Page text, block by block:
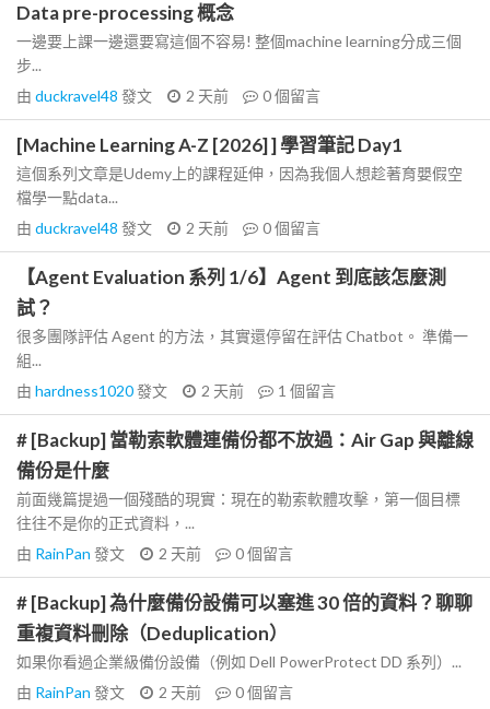
Data pre-processing 概念
一邊要上課一邊還要寫這個不容易! 整個machine learning分成三個
步...
由 duckravel48 發文 2 天前 0個留言
[Machine Learning A-Z [2026] ] 學習筆記 Day1
這個系列文章是Udemy上的課程延伸，因為我個人想趁著育嬰假空
檔學一點data...
由 duckravel48 發文 2 天前 0個留言
【Agent Evaluation 系列 1/6】Agent 到底該怎麼測
試？
很多團隊評估 Agent 的方法，其實還停留在評估 Chatbot。 準備一
組...
由 hardness1020發文 2 天前 1 個留言
# [Backup] 當勒索軟體連備份都不放過：Air Gap 與離線
備份是什麼
前面幾篇提過一個殘酷的現實：現在的勒索軟體攻擊，第一個目標
往往不是你的正式資料，...
由 RainPan 發文 2 天前 0個留言
# [Backup] 為什麼備份設備可以塞進 30 倍的資料？聊聊
重複資料刪除（Deduplication）
如果你看過企業級備份設備（例如 Dell PowerProtect DD 系列）...
由 RainPan 發文 2 天前 0個留言